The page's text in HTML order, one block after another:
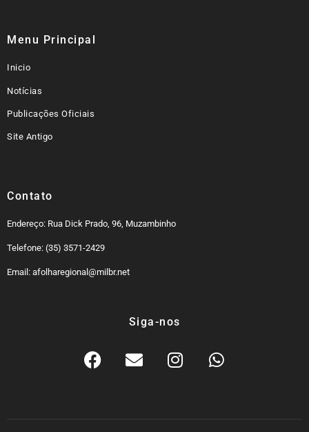
Menu Principal
Inicio
Notícias
Publicações Oficiais
Site Antigo
Contato
Endereço: Rua Dick Prado, 96, Muzambinho
Telefone: (35) 3571-2429
Email: afolharegional@milbr.net
Siga-nos